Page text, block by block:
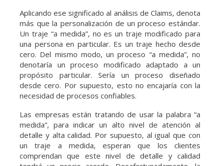
Aplicando ese significado al análisis de Claims, denota
más que la personalización de un proceso estándar.
Un traje “a medida”, no es un traje modificado para
una persona en particular. Es un traje hecho desde
cero. Del mismo modo, un proceso “a medida”, no
denotaría un proceso modificado adaptado a un
propósito particular. Sería un proceso diseñado
desde cero. Por supuesto, esto no encajaría con la
necesidad de procesos confiables.
Las empresas están tratando de usar la palabra “a
medida”, para indicar un alto nivel de atención al
detalle y alta calidad. Por supuesto, al igual que con
un traje a medida, esperan que los clientes
comprendan que este nivel de detalle y calidad